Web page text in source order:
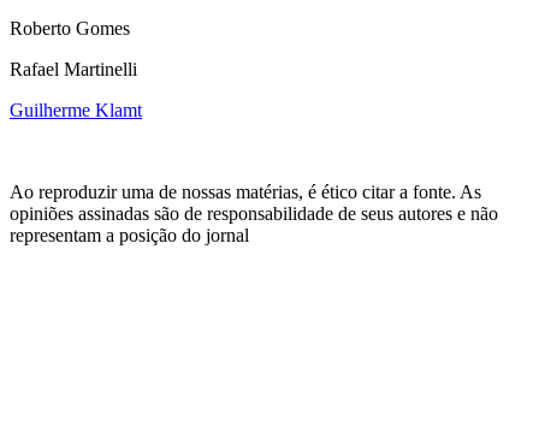
Roberto Gomes
Rafael Martinelli
Guilherme Klamt
Ao reproduzir uma de nossas matérias, é ético citar a fonte. As
opiniões assinadas são de responsabilidade de seus autores e não
representam a posição do jornal